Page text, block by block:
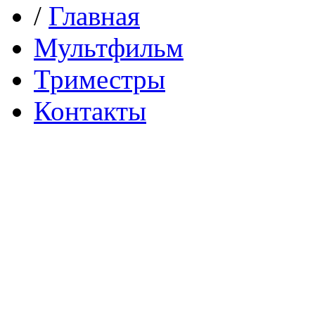
/ Главная
Мультфильм
Триместры
Контакты